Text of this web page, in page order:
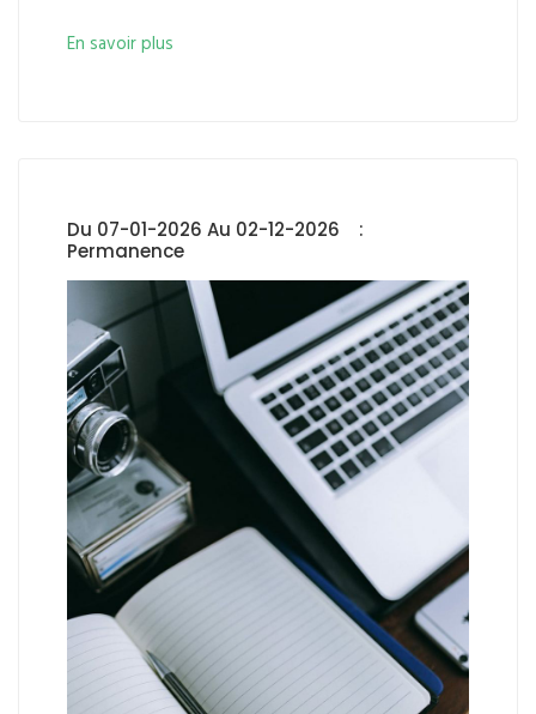
En savoir plus
Du 07-01-2026 Au 02-12-2026 :
Permanence